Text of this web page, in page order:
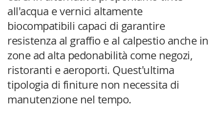
all'acqua e vernici altamente
biocompatibili capaci di garantire
resistenza al graffio e al calpestio anche in
zone ad alta pedonabilità come negozi,
ristoranti e aeroporti. Quest'ultima
tipologia di finiture non necessita di
manutenzione nel tempo.